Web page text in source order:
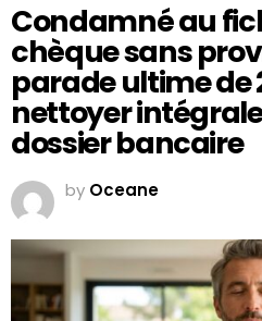
Condamné au
chèque sans
parade ultime de
nettoyer
dossier bancaire
by Oceane